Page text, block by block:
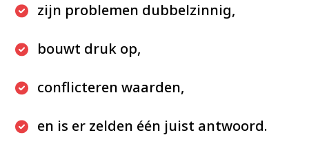
zijn problemen dubbelzinnig,
bouwt druk op,
conflicteren waarden,
en is er zelden één juist antwoord.